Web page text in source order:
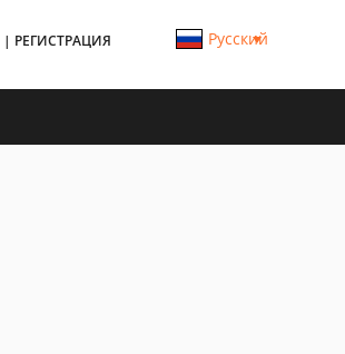
| РЕГИСТРАЦИЯ Русский